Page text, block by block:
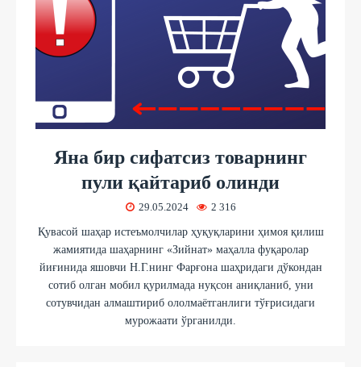
Яна бир сифатсиз товарнинг
пули қайтариб олинди
29.05.2024 2 316
Қувасой шаҳар истеъмолчилар ҳуқуқларини ҳимоя қилиш
жамиятида шаҳарнинг «Зийнат» маҳалла фуқаролар
йиғинида яшовчи Н.Г.нинг Фарғона шаҳридаги дўкондан
сотиб олган мобил қурилмада нуқсон аниқланиб, уни
сотувчидан алмаштириб ололмаётганлиги тўғрисидаги
мурожаати ўрганилди.